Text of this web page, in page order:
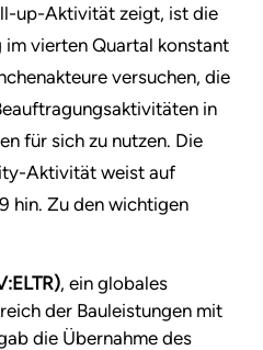
up-Aktivität zeigt, ist die
im vierten Quartal konstant
versuchen, die
in
für sich zu nutzen. Die
Aktivität weist auf
hin. Zu den wichtigen
, ein globales
der Bauleistungen mit
die Übernahme des